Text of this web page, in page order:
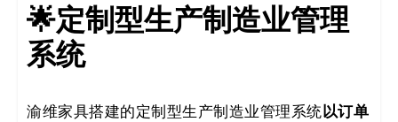
🌟定制型生产制造业管理
系统
渝维家具搭建的定制型生产制造业管理系统以订单